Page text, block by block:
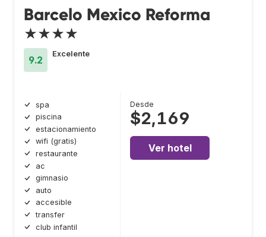
Barcelo Mexico Reforma
★★★★
9.2
Excelente
spa
piscina
estacionamiento
wifi (gratis)
restaurante
ac
gimnasio
auto
accesible
transfer
club infantil
Desde
$2,169
Ver hotel